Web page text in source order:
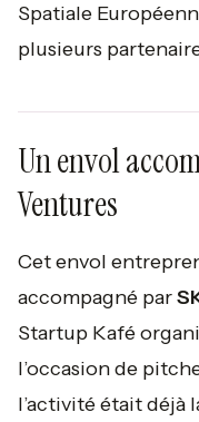
Spatiale
plusieurs
Un envol
Ventures
Cet envol
accompagné par
Startup Kafé
l’occasion de
l’activité était déjà